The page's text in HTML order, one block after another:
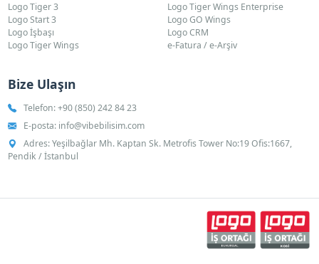
Logo Tiger 3
Logo Start 3
Logo İşbaşı
Logo Tiger Wings
Logo Tiger Wings Enterprise
Logo GO Wings
Logo CRM
e-Fatura / e-Arşiv
Bize Ulaşın
Telefon:+90 (850) 242 84 23
E-posta: info@vibebilisim.com
Adres: Yeşilbağlar Mh. Kaptan Sk. Metrofis Tower No:19 Ofis:1667,
Pendik / İstanbul